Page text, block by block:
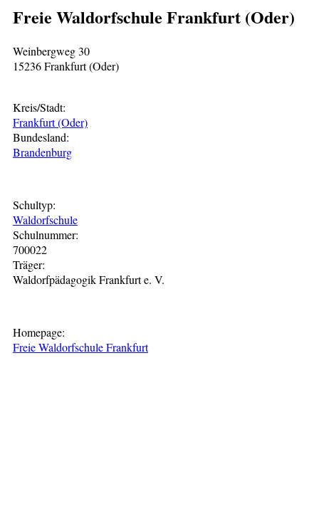
Freie Waldorfschule Frankfurt (Oder)
Weinbergweg 30
15236 Frankfurt (Oder)
Kreis/Stadt:
Frankfurt (Oder)
Bundesland:
Brandenburg
Schultyp:
Waldorfschule
Schulnummer:
700022
Träger:
Waldorfpädagogik Frankfurt e. V.
Homepage:
Freie Waldorfschule Frankfurt